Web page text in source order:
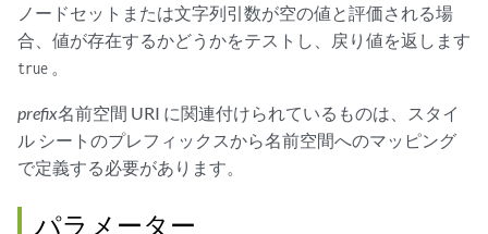
ノードセットまたは文字列引数が空の値と評価される場
合、値が存在するかどうかをテストし、戻り値を返します
true
prefix名前空間 URI に関連付けられているものは、スタイ
ル シートのプレフィックスから名前空間へのマッピング
で定義する必要があります。
パラメーター